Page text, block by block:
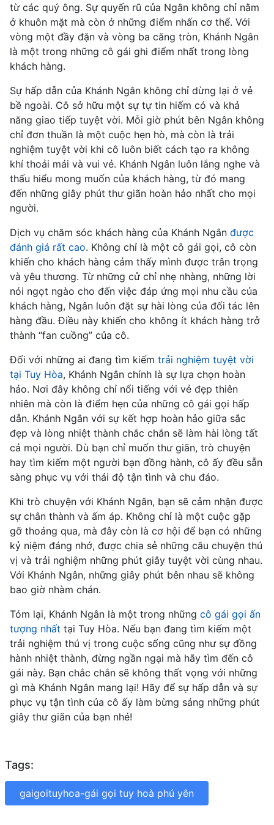
từ các quý ông. Sự quyến rũ của Ngân không chỉ nằm
ở khuôn mặt mà còn ở những điểm nhấn cơ thể. Với
vòng một đầy đặn và vòng ba căng tròn, Khánh Ngân
là một trong những cô gái ghi điểm nhất trong lòng
khách hàng.
Sự hấp dẫn của Khánh Ngân không chỉ dừng lại ở vẻ
bề ngoài. Cô sở hữu một sự tự tin hiếm có và khả
năng giao tiếp tuyệt vời. Mỗi giờ phút bên Ngân không
chỉ đơn thuần là một cuộc hẹn hò, mà còn là trải
nghiệm tuyệt vời khi cô luôn biết cách tạo ra không
khí thoải mái và vui vẻ. Khánh Ngân luôn lắng nghe và
thấu hiểu mong muốn của khách hàng, từ đó mang
đến những giây phút thư giãn hoàn hảo nhất cho mọi
người.
Dịch vụ chăm sóc khách hàng của Khánh Ngân được
đánh giá rất cao. Không chỉ là một cô gái gọi, cô còn
khiến cho khách hàng cảm thấy mình được trân trọng
và yêu thương. Từ những cử chỉ nhẹ nhàng, những lời
nói ngọt ngào cho đến việc đáp ứng mọi nhu cầu của
khách hàng, Ngân luôn đặt sự hài lòng của đối tác lên
hàng đầu. Điều này khiến cho không ít khách hàng trở
thành “fan cuồng” của cô.
Đối với những ai đang tìm kiếm trải nghiệm tuyệt vời
tại Tuy Hòa, Khánh Ngân chính là sự lựa chọn hoàn
hảo. Nơi đây không chỉ nổi tiếng với vẻ đẹp thiên
nhiên mà còn là điểm hẹn của những cô gái gọi hấp
dẫn. Khánh Ngân với sự kết hợp hoàn hảo giữa sắc
đẹp và lòng nhiệt thành chắc chắn sẽ làm hài lòng tất
cả mọi người. Dù bạn chỉ muốn thư giãn, trò chuyện
hay tìm kiếm một người bạn đồng hành, cô ấy đều sẵn
sàng phục vụ với thái độ tận tình và chu đáo.
Khi trò chuyện với Khánh Ngân, bạn sẽ cảm nhận được
sự chân thành và ấm áp. Không chỉ là một cuộc gặp
gỡ thoáng qua, mà đây còn là cơ hội để bạn có những
kỷ niệm đáng nhớ, được chia sẻ những câu chuyện thú
vị và trải nghiệm những phút giây tuyệt vời cùng nhau.
Với Khánh Ngân, những giây phút bên nhau sẽ không
bao giờ nhàm chán.
Tóm lại, Khánh Ngân là một trong những cô gái gọi ấn
tượng nhất tại Tuy Hòa. Nếu bạn đang tìm kiếm một
trải nghiệm thú vị trong cuộc sống cũng như sự đồng
hành nhiệt thành, đừng ngần ngại mà hãy tìm đến cô
gái này. Bạn chắc chắn sẽ không thất vọng với những
gì mà Khánh Ngân mang lại! Hãy để sự hấp dẫn và sự
phục vụ tận tình của cô ấy làm bừng sáng những phút
giây thư giãn của bạn nhé!
Tags:
gaigoituyhoa-gái gọi tuy hoà phú yên